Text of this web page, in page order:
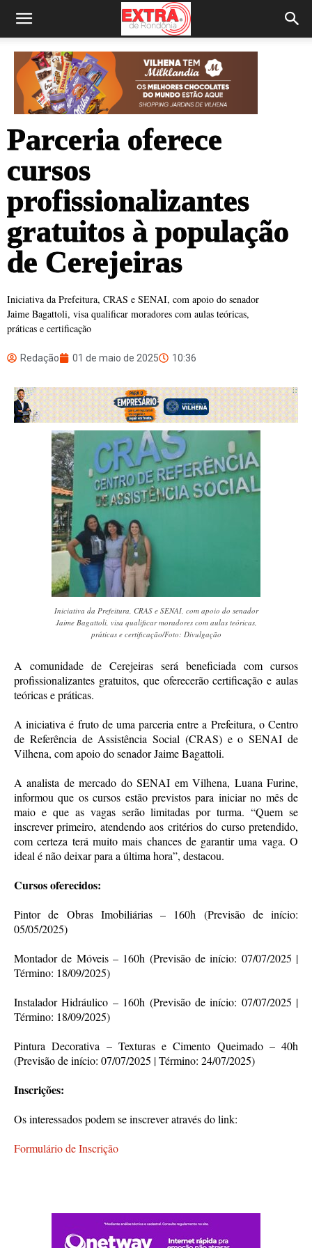
Parceria oferece
cursos
profissionalizantes
gratuitos à população
de Cerejeiras
Iniciativa da Prefeitura, CRAS e SENAI, com apoio do senador
Jaime Bagattoli, visa qualificar moradores com aulas teóricas,
práticas e certificação
Redação 01 de maio de 2025 10:36
Iniciativa da Prefeitura, CRAS e SENAI, com apoio do senador
Jaime Bagattoli, visa qualificar moradores com aulas teóricas,
práticas e certificação/Foto: Divulgação
A comunidade de Cerejeiras será beneficiada com cursos
profissionalizantes gratuitos, que oferecerão certificação e aulas
teóricas e práticas.
A iniciativa é fruto de uma parceria entre a Prefeitura, o Centro
de Referência de Assistência Social (CRAS) e o SENAI de
Vilhena, com apoio do senador Jaime Bagattoli.
A analista de mercado do SENAI em Vilhena, Luana Furine,
informou que os cursos estão previstos para iniciar no mês de
maio e que as vagas serão limitadas por turma. “Quem se
inscrever primeiro, atendendo aos critérios do curso pretendido,
com certeza terá muito mais chances de garantir uma vaga. O
ideal é não deixar para a última hora”, destacou.
Cursos oferecidos:
Pintor de Obras Imobiliárias – 160h (Previsão de início:
05/05/2025)
Montador de Móveis – 160h (Previsão de início: 07/07/2025 |
Término: 18/09/2025)
Instalador Hidráulico – 160h (Previsão de início: 07/07/2025 |
Término: 18/09/2025)
Pintura Decorativa – Texturas e Cimento Queimado – 40h
(Previsão de início: 07/07/2025 | Término: 24/07/2025)
Inscrições:
Os interessados podem se inscrever através do link:
Formulário de Inscrição